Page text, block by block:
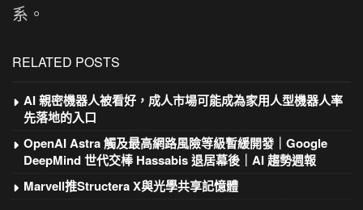
系。
RELATED POSTS
AI 親密機器人被看好，成人市場可能成為家用人型機器人率
先落地的入口
OpenAI Astra 觸及最高網路風險等級暫緩開發｜Google
DeepMind 世代交棒 Hassabis 退居幕後｜AI 趨勢週報
Marvell推Structera X與光學共享記憶體